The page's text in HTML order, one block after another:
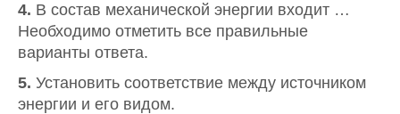
4. В состав механической энергии входит …
Необходимо отметить все правильные
варианты ответа.
5. Установить соответствие между источником
энергии и его видом.